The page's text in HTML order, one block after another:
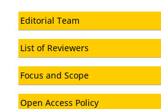
Editorial Team
List of Reviewers
Focus and Scope
Open Access Policy